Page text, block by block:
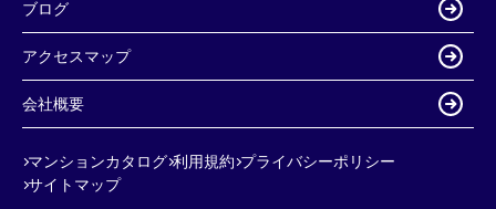
ブログ
アクセスマップ
会社概要
マンションカタログ 利用規約 プライバシーポリシー
サイトマップ